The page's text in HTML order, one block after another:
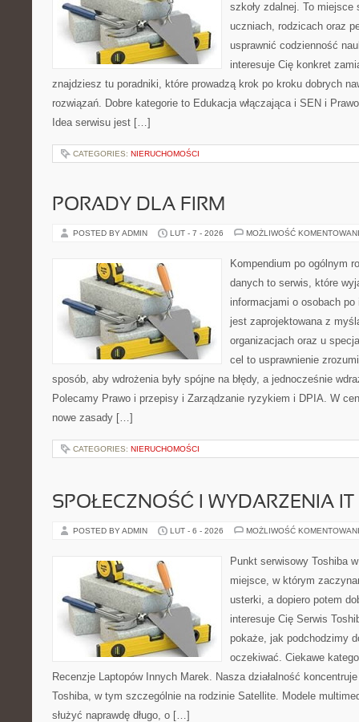
szkoły zdalnej. To
uczniach, rodzicach oraz
usprawnić codzienność
interesuje Cię konkret
znajdziesz tu poradniki, które prowadzą krok po kroku dobrych
rozwiązań. Dobre kategorie to Edukacja włączająca i SEN i
Idea serwisu jest […]
CATEGORIES: NIERUCHOMOŚCI
PORADY DLA FIRM
POSTED BY ADMIN LUT - 7 - 2026 MOŻLIWOŚĆ
Kompendium po ogólnym
danych to serwis, które
informacjami o osobach
jest zaprojektowana z
organizacjach oraz u
cel to usprawnienie
sposób, aby wdrożenia były spójne na błędy, a jednocześnie
Polecamy Prawo i przepisy i Zarządzanie ryzykiem i DPIA. W
nowe zasady […]
CATEGORIES: NIERUCHOMOŚCI
SPOŁECZNOŚĆ I WYDARZENIA IT
POSTED BY ADMIN LUT - 6 - 2026 MOŻLIWOŚĆ
Punkt serwisowy Toshiba
miejsce, w którym
usterki, a dopiero potem
interesuje Cię Serwis
pokaże, jak podchodzimy
oczekiwać. Ciekawe
Recenzje Laptopów Innych Marek. Nasza działalność
Toshiba, w tym szczególnie na rodzinie Satellite. Modele
służyć naprawdę długo, o […]